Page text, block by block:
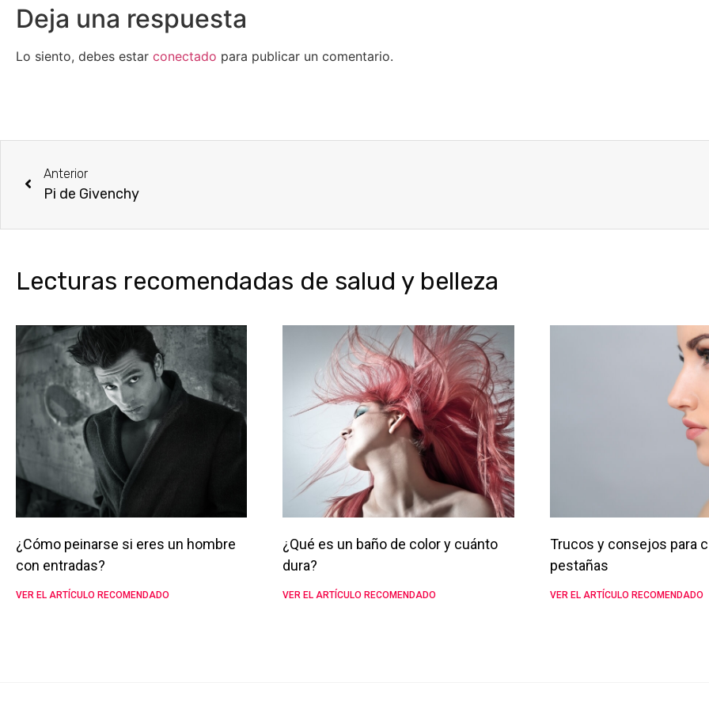
Deja una respuesta
Lo siento, debes estar conectado para publicar un comentario.
Anterior
Pi de Givenchy
Lecturas recomendadas de salud y belleza
¿Cómo peinarse si eres un hombre
con entradas?
VER EL ARTÍCULO RECOMENDADO
¿Qué es un baño de color y cuánto
dura?
VER EL ARTÍCULO RECOMENDADO
Trucos y consejos para
pestañas
VER EL ARTÍCULO RECOMENDADO